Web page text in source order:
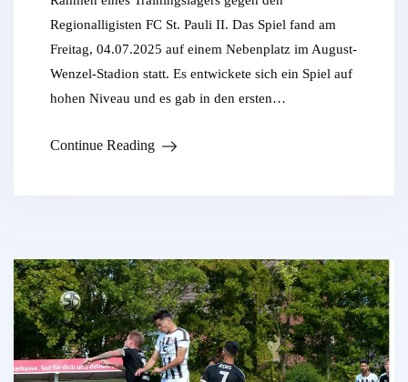
Regionalligisten FC St. Pauli II. Das Spiel fand am
Freitag, 04.07.2025 auf einem Nebenplatz im August-
Wenzel-Stadion statt. Es entwickete sich ein Spiel auf
hohen Niveau und es gab in den ersten…
Continue Reading